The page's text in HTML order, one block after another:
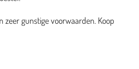
gunstige voorwaarden. Koop